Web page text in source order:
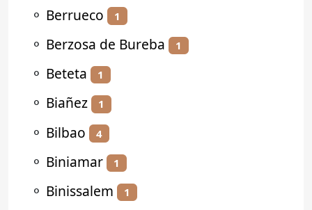
⚬ Berrueco 1
⚬ Berzosa de Bureba 1
⚬ Beteta 1
⚬ Biañez 1
⚬ Bilbao 4
⚬ Biniamar 1
⚬ Binissalem 1